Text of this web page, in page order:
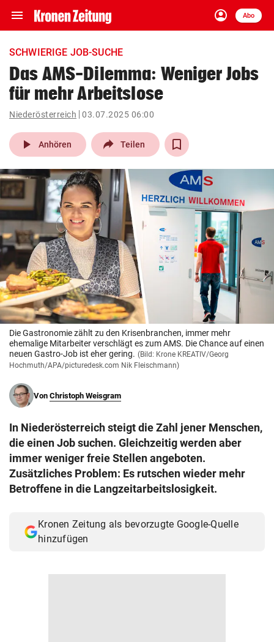
menu Navigation
ein-/ausklappen
account_circle
Anmelden
Abo
close Schließen
account_circle Anmelden
pin_drop
Wien arrow_right
bookmark
search
Suchbegriff
eingeben
© Krone Multimedia GmbH & Co KG 2026
Muthgasse 2, 1190 Wien
SCHWIERIGE JOB-SUCHE
Das AMS-Dilemma: Weniger Jobs
für mehr Arbeitslose
Niederösterreich 03.07.2025 06:00
play_arrow Anhören Teilen
Die Gastronomie zählt zu den Krisenbranchen, immer mehr
ehemalige Mitarbeiter verschlägt es zum AMS. Die Chance auf einen
neuen Gastro-Job ist eher gering. (Bild: Krone KREATIV/Georg
Hochmuth/APA/picturedesk.com Nik Fleischmann)
Von Christoph Weisgram
In Niederösterreich steigt die Zahl jener Menschen,
die einen Job suchen. Gleichzeitig werden aber
immer weniger freie Stellen angeboten.
Zusätzliches Problem: Es rutschen wieder mehr
Betroffene in die Langzeitarbeitslosigkeit.
Kronen Zeitung als bevorzugte Google-Quelle
hinzufügen